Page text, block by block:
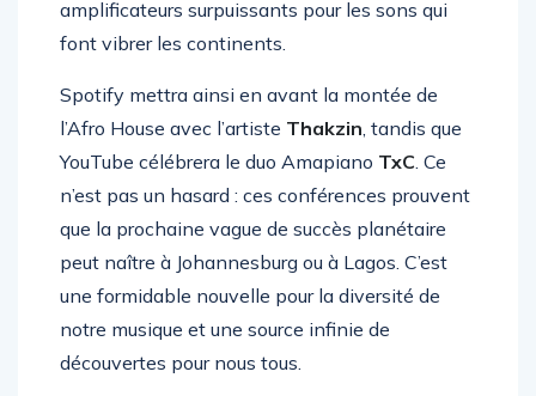
amplificateurs surpuissants pour les sons qui
font vibrer les continents.
Spotify mettra ainsi en avant la montée de
l’Afro House avec l’artiste Thakzin, tandis que
YouTube célébrera le duo Amapiano TxC. Ce
n’est pas un hasard : ces conférences prouvent
que la prochaine vague de succès planétaire
peut naître à Johannesburg ou à Lagos. C’est
une formidable nouvelle pour la diversité de
notre musique et une source infinie de
découvertes pour nous tous.